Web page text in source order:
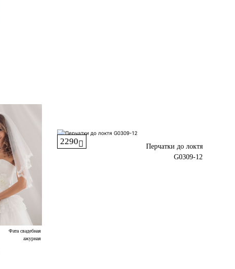
Фата свадебная
ажурная
2290
Перчатки до локтя
G0309-12